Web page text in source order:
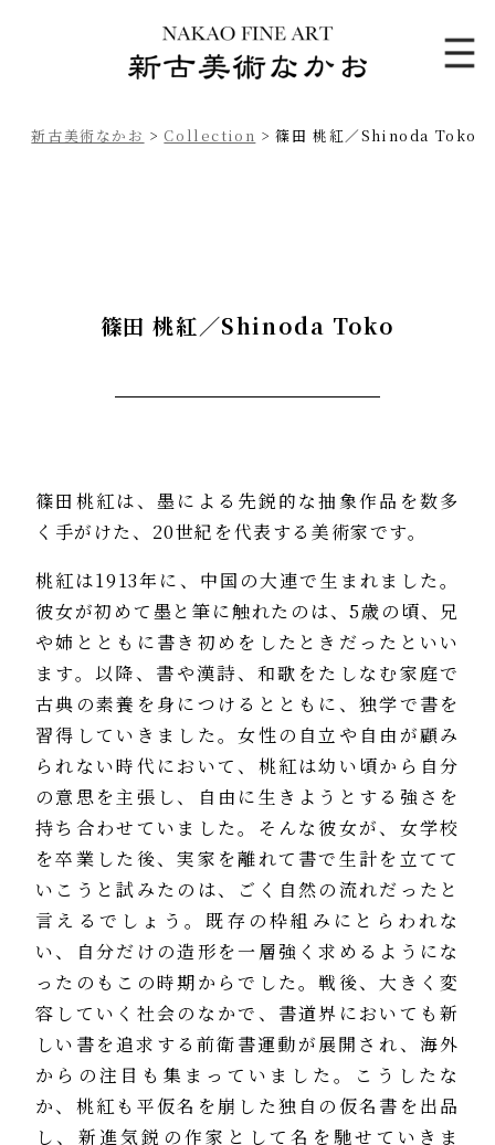
新古美術なかお > Collection >篠田 桃紅／Shinoda Toko
篠田 桃紅／Shinoda Toko
篠田桃紅は、墨による先鋭的な抽象作品を数多
く手がけた、20世紀を代表する美術家です。
桃紅は1913年に、中国の大連で生まれました。
彼女が初めて墨と筆に触れたのは、5歳の頃、兄
や姉とともに書き初めをしたときだったといい
ます。以降、書や漢詩、和歌をたしなむ家庭で
古典の素養を身につけるとともに、独学で書を
習得していきました。女性の自立や自由が顧み
られない時代において、桃紅は幼い頃から自分
の意思を主張し、自由に生きようとする強さを
持ち合わせていました。そんな彼女が、女学校
を卒業した後、実家を離れて書で生計を立てて
いこうと試みたのは、ごく自然の流れだったと
言えるでしょう。既存の枠組みにとらわれな
い、自分だけの造形を一層強く求めるようにな
ったのもこの時期からでした。戦後、大きく変
容していく社会のなかで、書道界においても新
しい書を追求する前衛書運動が展開され、海外
からの注目も集まっていました。こうしたな
か、桃紅も平仮名を崩した独自の仮名書を出品
し、新進気鋭の作家として名を馳せていきま